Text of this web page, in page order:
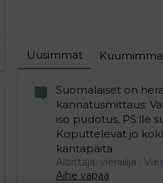
editoriin…
Uusimmat
Suomalaiset on
kannatusmittaus:
iso pudotus, PS:lle
Koputtelevat jo
kantapäitä
Aloittaja: vierailija
Aihe vapaa